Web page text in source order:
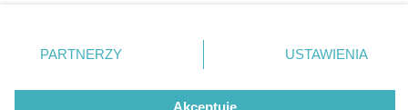
Gliwice
zmienić/wycofać klikając przycisk ustawień prywatności
znajdujący się w lewym dolnym rogu strony
rodzaje przetwarzania danych nie wymagają zgody
użytkownika, ale masz prawo sprzeciwić się takiemu
PARTNERZY USTAWIENIA
Akceptuję